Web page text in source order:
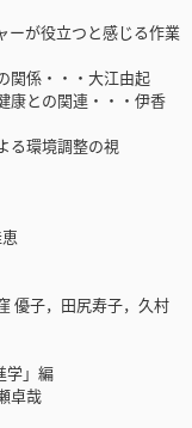
が役立つと感じる作業
係・・・大江由起
との関連・・・伊香
る環境調整の視
優子，田尻寿子，久村
学」編
卓哉